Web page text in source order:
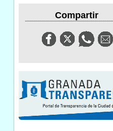
Compartir